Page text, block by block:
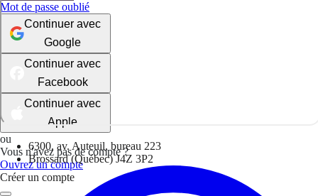
6300, av. Auteuil, bureau 223
Brossard (Québec) J4Z 3P2
Mot de passe oublié
Continuer avec
Google
Continuer avec
Facebook
Continuer avec
Apple
ou
Vous n'avez pas de compte ?
Ouvrez un compte
Créer un compte